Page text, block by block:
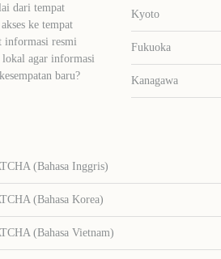
dari tempat
ke tempat
informasi resmi
lokal agar informasi
baru?
Kyoto
Fukuoka
Kanagawa
(Bahasa Inggris)
(Bahasa Korea)
(Bahasa Vietnam)